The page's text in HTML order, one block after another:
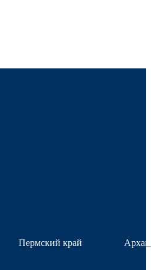
Пермский край